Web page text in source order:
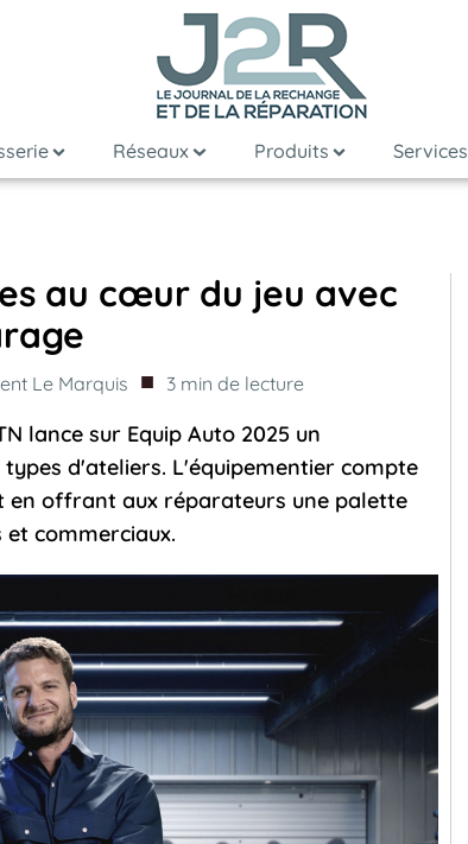
Réseaux Produits Services
au cœur du jeu avec
Le Marquis ■ 3 min de lecture
lance sur Equip Auto 2025 un
d'ateliers. L'équipementier compte
en offrant aux réparateurs une palette
commerciaux.